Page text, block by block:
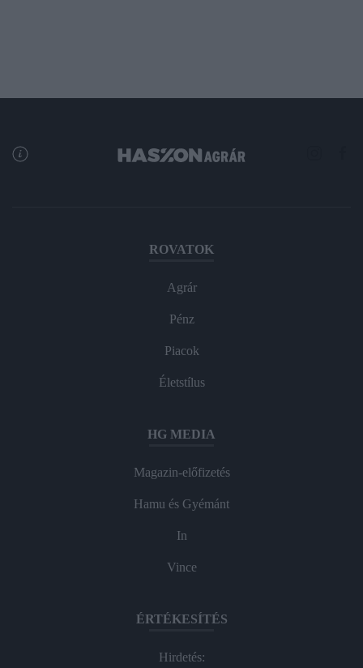
ROVATOK
Agrár
Pénz
Piacok
Életstílus
HG MEDIA
Magazin-előfizetés
Hamu és Gyémánt
In
Vince
ÉRTÉKESÍTÉS
Hirdetés: